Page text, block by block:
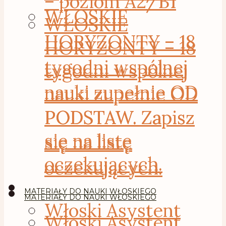
WŁOSKIE
HORYZONTY – 18
tygodni wspólnej
nauki zupełnie OD
PODSTAW. Zapisz
się na listę
oczekujących.
MATERIAŁY DO NAUKI WŁOSKIEGO
WŁOSKIE
HORYZONTY – 18
tygodni wspólnej
nauki zupełnie OD
PODSTAW. Zapisz
się na listę
oczekujących.
MATERIAŁY DO NAUKI WŁOSKIEGO
Włoski Asystent